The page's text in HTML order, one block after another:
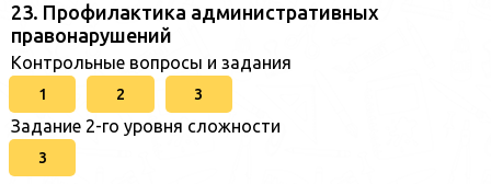
23. Профилактика административных
правонарушений
Контрольные вопросы и задания
1 2 3
Задание 2-го уровня сложности
3